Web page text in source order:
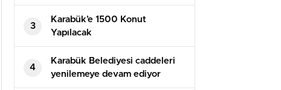
3
Karabük’e 1500 Konut
Yapılacak
4
Karabük Belediyesi caddeleri
yenilemeye devam ediyor